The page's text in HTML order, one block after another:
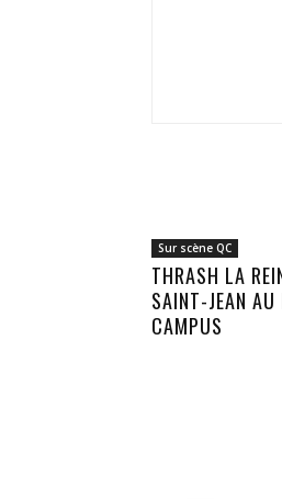
Sur scène QC
THRASH LA
SAINT-JEAN AU
CAMPUS